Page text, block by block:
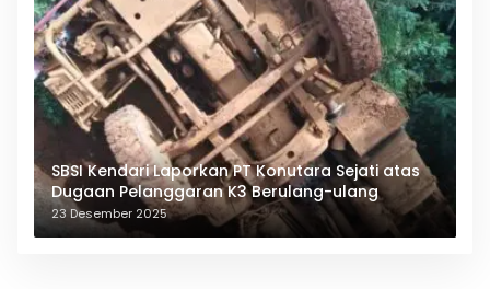
SBSI Kendari Laporkan PT Konutara Sejati atas
Dugaan Pelanggaran K3 Berulang-ulang
23 Desember 2025